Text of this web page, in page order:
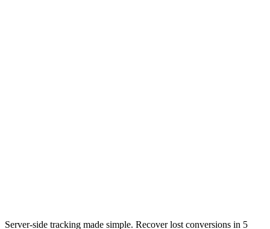
Server-side tracking made simple. Recover lost conversions in 5